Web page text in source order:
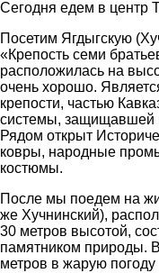
Сегодня едем в центр
Посетим Ягдыгскую
«Крепость семи
расположилась на
очень хорошо.
крепости, частью
системы, защищавшей
Рядом открыт
ковры, народные
костюмы.
После мы поедем на
же Хучнинский),
30 метров высотой,
памятником природы.
метров в жарую